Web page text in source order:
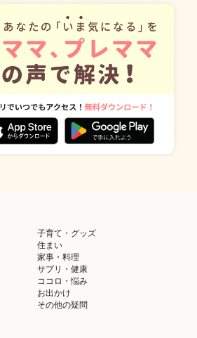
子育て・グッズ
住まい
家事・料理
サプリ・健康
ココロ・悩み
お出かけ
その他の疑問